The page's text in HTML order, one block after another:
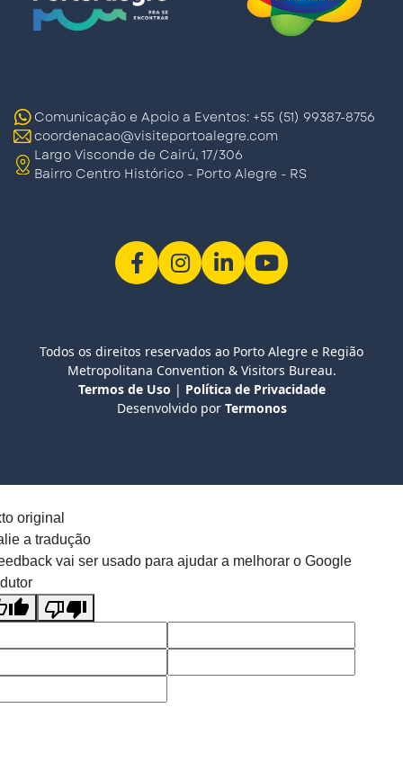
Comunicação e Apoio a Eventos: +55 (51) 99387-8756
coordenacao@visiteportoalegre.com
Largo Visconde de Cairú, 17/306
Bairro Centro Histórico - Porto Alegre - RS
Todos os direitos reservados ao Porto Alegre e Região
Metropolitana Convention & Visitors Bureau.
Termos de Uso | Política de Privacidade
Desenvolvido por Termonos
original
a tradução
vai ser usado para ajudar a melhorar o Google